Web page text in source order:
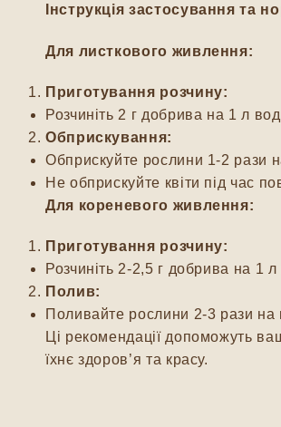
Інструкція застосування та
Для листкового живлення:
Приготування розчину:
Розчиніть 2 г добрива на 1 л
Обприскування:
Обприскуйте рослини 1-2 рази
Не обприскуйте квіти під час
Для кореневого живлення:
Приготування розчину:
Розчиніть 2-2,5 г добрива на 1
Полив:
Поливайте рослини 2-3 рази на
Ці рекомендації допоможуть
їхнє здоров’я та красу.